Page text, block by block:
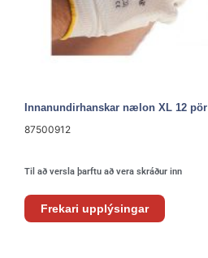
Innanundirhanskar nælon XL 12 pör
87500912
Til að versla þarftu að vera skráður inn
Frekari upplýsingar